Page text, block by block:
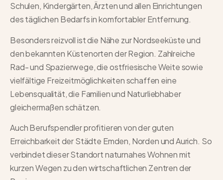
Schulen, Kindergärten, Ärzten und allen Einrichtungen
des täglichen Bedarfs in komfortabler Entfernung.
Besonders reizvoll ist die Nähe zur Nordseeküste und
den bekannten Küstenorten der Region. Zahlreiche
Rad- und Spazierwege, die ostfriesische Weite sowie
vielfältige Freizeitmöglichkeiten schaffen eine
Lebensqualität, die Familien und Naturliebhaber
gleichermaßen schätzen.
Auch Berufspendler profitieren von der guten
Erreichbarkeit der Städte Emden, Norden und Aurich. So
verbindet dieser Standort naturnahes Wohnen mit
kurzen Wegen zu den wirtschaftlichen Zentren der